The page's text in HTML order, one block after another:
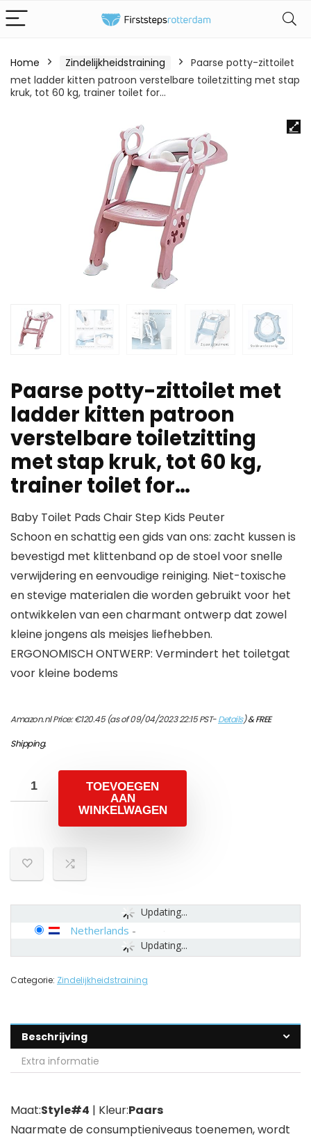
Home Zindelijkheidstraining
Paarse potty-zittoilet
met ladder kitten patroon verstelbare toiletzitting met stap
kruk, tot 60 kg, trainer toilet for…
Paarse potty-zittoilet met
ladder kitten patroon
verstelbare toiletzitting
met stap kruk, tot 60 kg,
trainer toilet for…
Baby Toilet Pads Chair Step Kids Peuter
Schoon en schattig een gids van ons: zacht kussen is
bevestigd met klittenband op de stoel voor snelle
verwijdering en eenvoudige reiniging. Niet-toxische
en stevige materialen die worden gebruikt voor het
ontwikkelen van een charmant ontwerp dat zowel
kleine jongens als meisjes liefhebben.
ERGONOMISCH ONTWERP: Vermindert het toiletgat
voor kleine bodems
Amazon.nl Price:€120.45(as of 09/04/2023 22:15 PST-Details)&FREE
Shipping.
TOEVOEGEN
AAN
WINKELWAGEN
Updating...
Updating...
Netherlands -
Categorie: Zindelijkheidstraining
Beschrijving
Extra informatie
Maat:Style#4 | Kleur:Paars
Naarmate de consumptieniveaus toenemen, wordt